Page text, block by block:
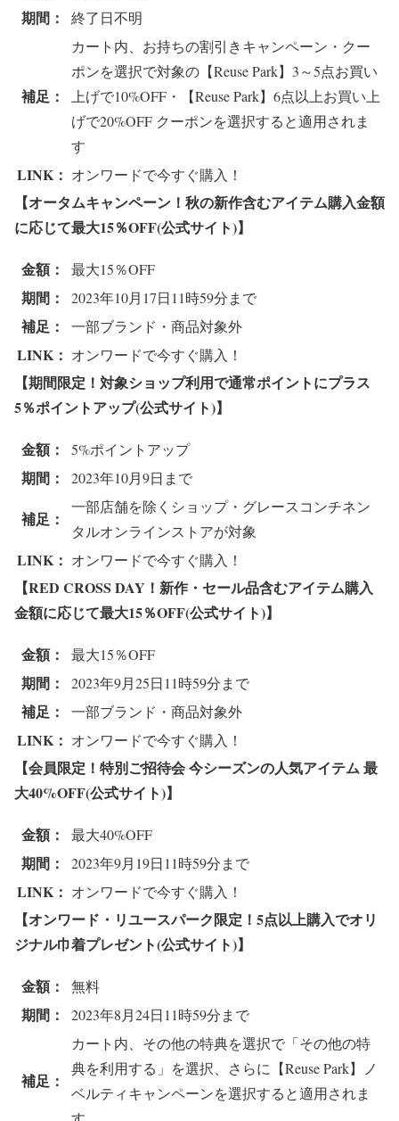
期間： 終了日不明
補足：
カート内、お持ちの割引きキャンペーン・クー
ポンを選択で対象の【Reuse Park】3～5点お買い
上げで10%OFF・【Reuse Park】6点以上お買い上
げで20%OFF クーポンを選択すると適用されま
す
LINK： オンワードで今すぐ購入！
【オータムキャンペーン！秋の新作含むアイテム購入金額
に応じて最大15％OFF(公式サイト)】
金額： 最大15％OFF
期間： 2023年10月17日11時59分まで
補足： 一部ブランド・商品対象外
LINK： オンワードで今すぐ購入！
【期間限定！対象ショップ利用で通常ポイントにプラス
5％ポイントアップ(公式サイト)】
金額： 5%ポイントアップ
期間： 2023年10月9日まで
補足：
一部店舗を除くショップ・グレースコンチネン
タルオンラインストアが対象
LINK： オンワードで今すぐ購入！
【RED CROSS DAY！新作・セール品含むアイテム購入
金額に応じて最大15％OFF(公式サイト)】
金額： 最大15％OFF
期間： 2023年9月25日11時59分まで
補足： 一部ブランド・商品対象外
LINK： オンワードで今すぐ購入！
【会員限定！特別ご招待会 今シーズンの人気アイテム 最
大40%OFF(公式サイト)】
金額： 最大40%OFF
期間： 2023年9月19日11時59分まで
LINK： オンワードで今すぐ購入！
【オンワード・リユースパーク限定！5点以上購入でオリ
ジナル巾着プレゼント(公式サイト)】
金額： 無料
期間： 2023年8月24日11時59分まで
補足：
カート内、その他の特典を選択で「その他の特
典を利用する」を選択、さらに【Reuse Park】ノ
ベルティキャンペーンを選択すると適用されま